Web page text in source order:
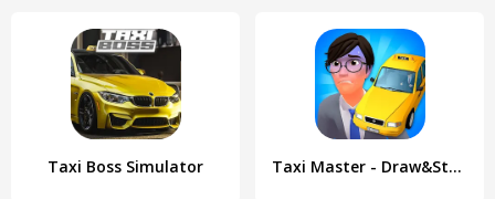
Taxi Boss Simulator Taxi Master - Draw&Story game